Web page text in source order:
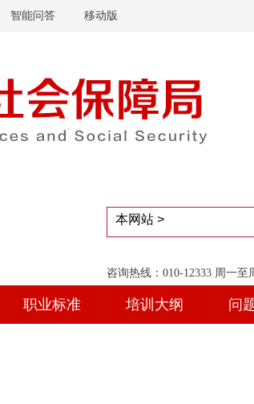
智能问答 移动版
咨询热线：010-12333 周一至
职业标准 培训大纲 问